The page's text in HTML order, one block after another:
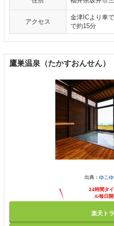
アクセス
金津ICより車
で約15分
鷹巣温泉（たかすおんせん）
出典： ゆこ
24時間タ
ル毎日
楽天ト